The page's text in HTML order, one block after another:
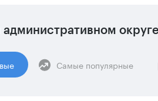
округе
Самые популярные